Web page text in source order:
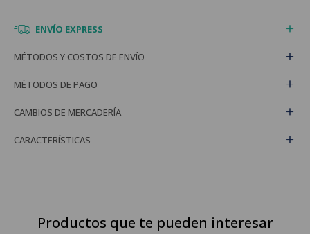
ENVÍO EXPRESS
MÉTODOS Y COSTOS DE ENVÍO
MÉTODOS DE PAGO
CAMBIOS DE MERCADERÍA
CARACTERÍSTICAS
Productos que te pueden interesar